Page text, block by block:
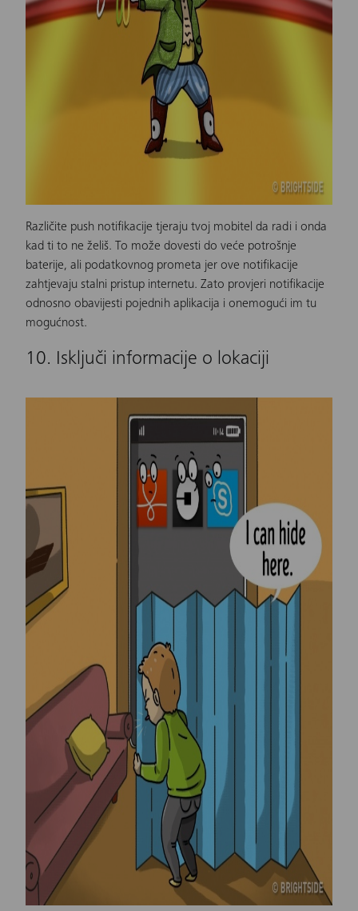
Različite push notifikacije tjeraju tvoj mobitel da radi i onda
kad ti to ne želiš. To može dovesti do veće potrošnje
baterije, ali podatkovnog prometa jer ove notifikacije
zahtjevaju stalni pristup internetu. Zato provjeri notifikacije
odnosno obavijesti pojednih aplikacija i onemogući im tu
mogućnost.
10. Isključi informacije o lokaciji